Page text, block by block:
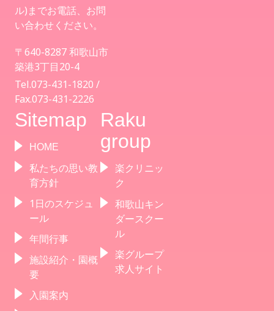
ル)までお電話、お問
い合わせください。
〒640-8287 和歌山市
築港3丁目20-4
Tel.073-431-1820 /
Fax.073-431-2226
Sitemap
HOME
私たちの思い教
育方針
1日のスケジュ
ール
年間行事
施設紹介・園概
要
入園案内
Raku
group
楽クリニッ
ク
和歌山キン
ダースクー
ル
楽グループ
求人サイト